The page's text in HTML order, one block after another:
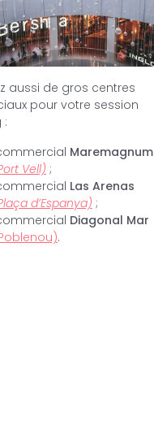
aussi de gros centres
pour votre session
:
Maremagnum
Vell) ;
Las Arenas
d’Espanya) ;
Diagonal Mar
.